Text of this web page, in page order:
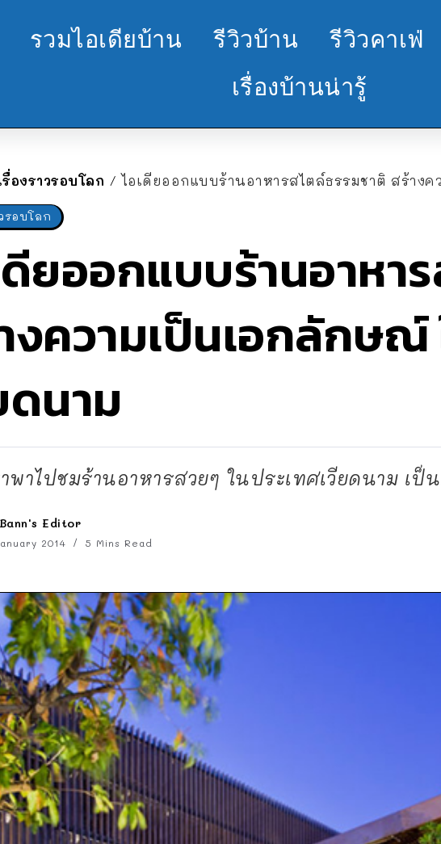
รวมไอเดียบ้าน รีวิวบ้าน รีวิวคาเฟ่
เรื่องบ้านน่ารู้
รื่องราวรอบโลก / ไอเดียออกแบบร้านอาหารสไตล์ธรรมชาติ สร้าง
รอบโลก
ดียออกแบบร้านอาหา
งความเป็นเอกลักษณ์
ดนาม
พาไปชมร้านอาหารสวยๆ ในประเทศเวียดนาม เ
Editor
2014 5 Mins Read